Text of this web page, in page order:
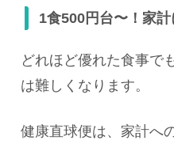
1食500円台〜！家
どれほど優れた食事で
は難しくなります。
健康直球便は、家計へ